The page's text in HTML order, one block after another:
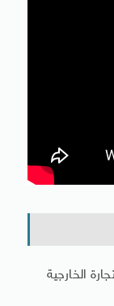
الخارجية